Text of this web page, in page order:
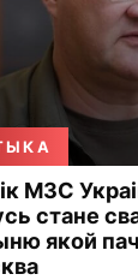
МЗС
стане
якой